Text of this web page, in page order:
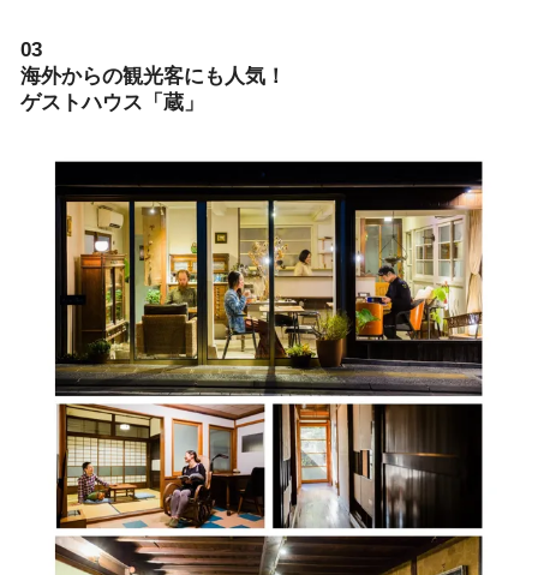
03
海外からの観光客にも人気！
ゲストハウス「蔵」